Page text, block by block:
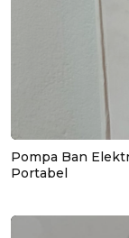
Pompa Ban
Portabel